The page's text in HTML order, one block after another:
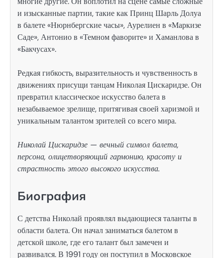
и изысканные партии, такие как Принц Шарль Долуа
в балете «Нюрнбергские часы», Аурелиен в «Маркизе
Саде», Антонио в «Темном фаворите» и Хаманлова в
«Бакчусах».
Редкая гибкость, выразительность и чувственность в
движениях присущи танцам Николая Цискаридзе. Он
превратил классическое искусство балета в
незабываемое зрелище, притягивая своей харизмой и
уникальным талантом зрителей со всего мира.
Николай Цискаридзе — вечный символ балета,
персона, олицетворяющий гармонию, красоту и
страстность этого высокого искусства.
Биография
С детства Николай проявлял выдающиеся таланты в
области балета. Он начал заниматься балетом в
детской школе, где его талант был замечен и
развивался. В 1991 году он поступил в Московское